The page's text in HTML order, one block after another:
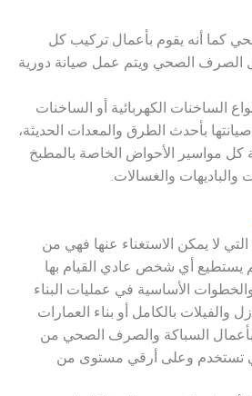
كما أنه يقوم بأعمال تركيب كل
الصرف الصحي ويتم عمل صيانة دورية
الساخنات الكهربائية أو الساخنات
بأحدث الطرق والمعدات الحديثة،
كل مواسير الأحواض الخاصة بالمطبخ
والباديهات والغسالات.
لا يمكن الاستغناء عنها فهي من
يستطيع أي شخص عادي القيام بها
الأساسية في عمليات البناء
والفيلات بالكامل أو بناء العمارات
بأعمال السباكة والصرف الصحي من
تستخدم وعلى أرقي مستوى من